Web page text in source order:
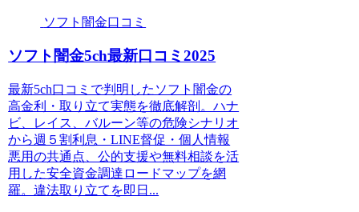
ソフト闇金口コミ
ソフト闇金5ch最新口コミ2025
最新5ch口コミで判明したソフト闇金の
高金利・取り立て実態を徹底解剖。ハナ
ビ、レイス、バルーン等の危険シナリオ
から週５割利息・LINE督促・個人情報
悪用の共通点、公的支援や無料相談を活
用した安全資金調達ロードマップを網
羅。違法取り立てを即日...